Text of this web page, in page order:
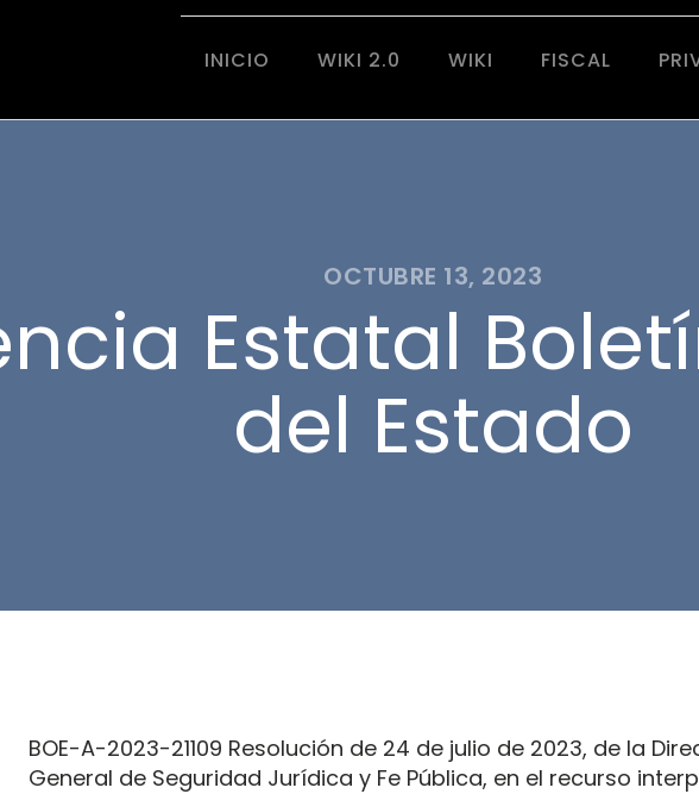
INICIO WIKI 2.0 WIKI FISCAL
OCTUBRE 13, 2023
Estatal
del Estado
BOE-A-2023-21109 Resolución de 24 de julio de 2023, de la
General de Seguridad Jurídica y Fe Pública, en el recurso